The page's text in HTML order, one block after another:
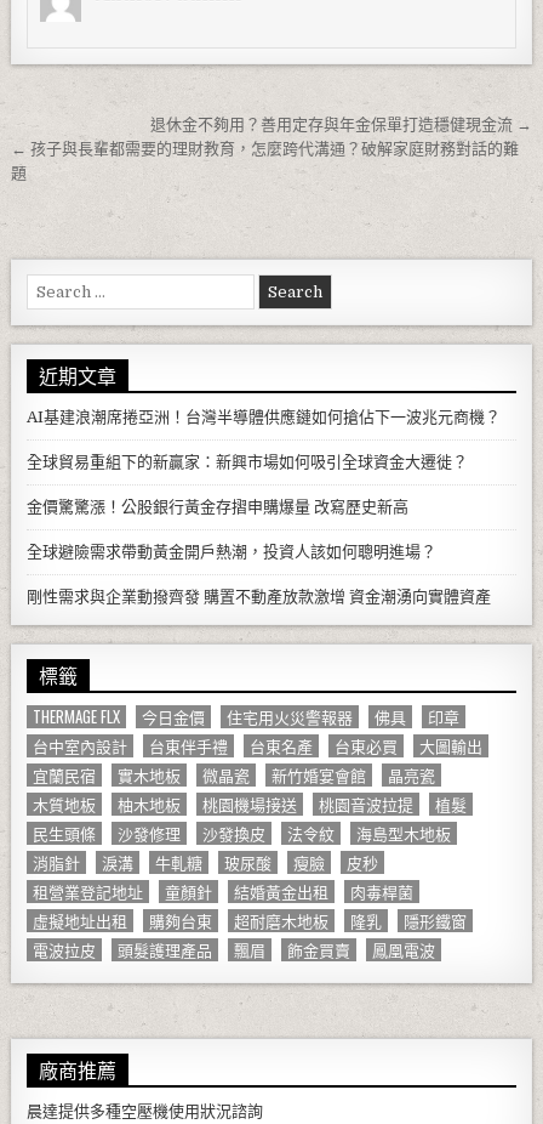
文章導覽
退休金不夠用？善用定存與年金保單打造穩健現金流 →
← 孩子與長輩都需要的理財教育，怎麼跨代溝通？破解家庭財務對話的難
題
Search for:
近期文章
AI基建浪潮席捲亞洲！台灣半導體供應鏈如何搶佔下一波兆元商機？
全球貿易重組下的新贏家：新興市場如何吸引全球資金大遷徙？
金價驚驚漲！公股銀行黃金存摺申購爆量 改寫歷史新高
全球避險需求帶動黃金開戶熱潮，投資人該如何聰明進場？
剛性需求與企業動撥齊發 購置不動產放款激增 資金潮湧向實體資產
標籤
THERMAGE FLX 今日金價 住宅用火災警報器 佛具
印章
台中室內設計
台東伴手禮 台東名產 台東必買
大圖輸出
宜蘭民宿
實木地板 微晶瓷 新竹婚宴會館
晶亮瓷
木質地板
柚木地板 桃園機場接送 桃園音波拉提
植髮
民生頭條
沙發修理 沙發換皮 法令紋
海島型木地板
消脂針
淚溝 牛軋糖 玻尿酸 瘦臉
皮秒
租營業登記地址
童顏針 結婚黃金出租
肉毒桿菌
虛擬地址出租
購夠台東 超耐磨木地板 隆乳
隱形鐵窗
電波拉皮
頭髮護理產品 飄眉 飾金買賣 鳳凰電波
廠商推薦
晨達提供多種空壓機使用狀況諮詢